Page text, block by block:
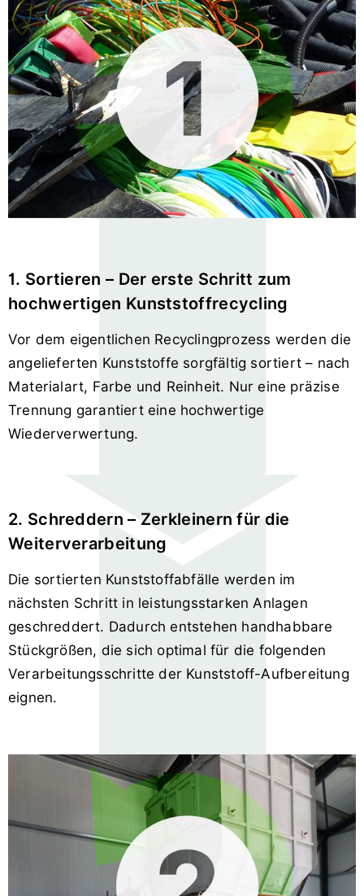
1. Sortieren – Der erste Schritt zum
hochwertigen Kunststoffrecycling
Vor dem eigentlichen Recyclingprozess werden die
angelieferten Kunststoffe sorgfältig sortiert – nach
Materialart, Farbe und Reinheit. Nur eine präzise
Trennung garantiert eine hochwertige
Wiederverwertung.
2. Schreddern – Zerkleinern für die
Weiterverarbeitung
Die sortierten Kunststoffabfälle werden im
nächsten Schritt in leistungsstarken Anlagen
geschreddert. Dadurch entstehen handhabbare
Stückgrößen, die sich optimal für die folgenden
Verarbeitungsschritte der Kunststoff-Aufbereitung
eignen.